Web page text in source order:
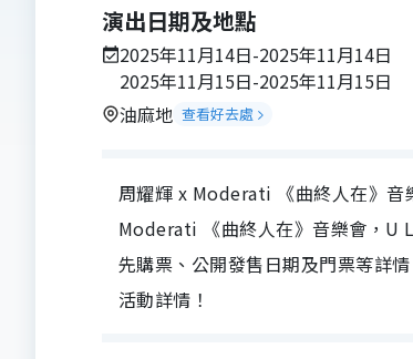
演出日期及地點
2025年11月14日-2025年11月14日
2025年11月15日-2025年11月15日
油麻地 查看好去處
周耀輝 x Moderati 《曲終人在》
Moderati 《曲終人在》音樂會，U
先購票、公開發售日期及門票等詳
活動詳情！